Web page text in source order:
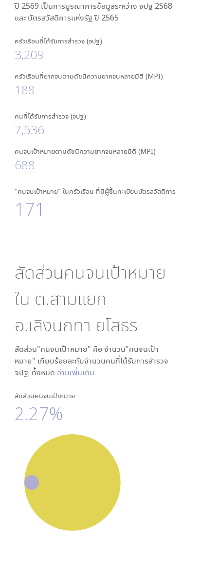
ปี 2569 เป็นการบูรณาการข้อมูลระหว่าง จปฐ 2568
และ บัตรสวัสดิการแห่งรัฐ ปี 2565
ครัวเรือนที่ได้รับการสำรวจ (จปฐ)
3,209
ครัวเรือนที่ยากจนตามดัชนีความยากจนหลายมิติ (MPI)
188
คนที่ได้รับการสำรวจ (จปฐ)
7,536
คนจนเป้าหมายตามดัชนีความยากจนหลายมิติ (MPI)
688
"คนจนเป้าหมาย" ในครัวเรือน ที่มีผู้ขึ้นทะเบียนบัตรสวัสดิการ
171
สัดส่วนคนจนเป้าหมาย
ใน ต.สามแยก
อ.เลิงนกทา ยโสธร
สัดส่วน"คนจนเป้าหมาย" คือ จำนวน"คนจนเป้า
หมาย" เทียบร้อยละกับจำนวนคนที่ได้รับการสำรวจ
จปฐ. ทั้งหมด อ่านเพิ่มเติม
สัดส่วนคนจนเป้าหมาย
2.27%